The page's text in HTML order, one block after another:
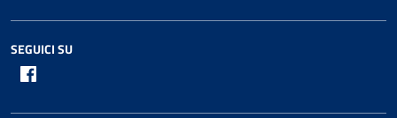
SEGUICI SU